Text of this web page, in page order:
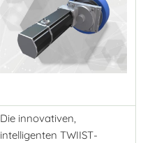
Die innovativen,
intelligenten TWIIST-